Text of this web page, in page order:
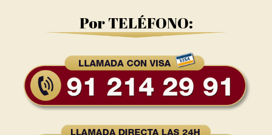
Por TELÉFONO: